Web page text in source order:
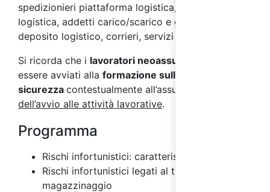
spedizionieri piattaforma logistica, addetti
logistica, addetti carico/scarico e gestione
deposito logistico, corrieri, servizi postali.
Si ricorda che i lavoratori neoassunti
essere avviati alla formazione sulla
sicurezza contestualmente all’assunzione e
dell’avvio alle attività lavorative.
Programma
Rischi infortunistici: caratteristiche
Rischi infortunistici legati al trasporto e
magazzinaggio